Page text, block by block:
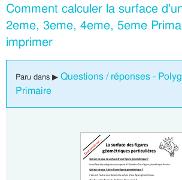
Comment calculer la surface
2eme, 3eme, 4eme, 5eme
imprimer
Paru dans ▶ Questions / réponses -
Primaire